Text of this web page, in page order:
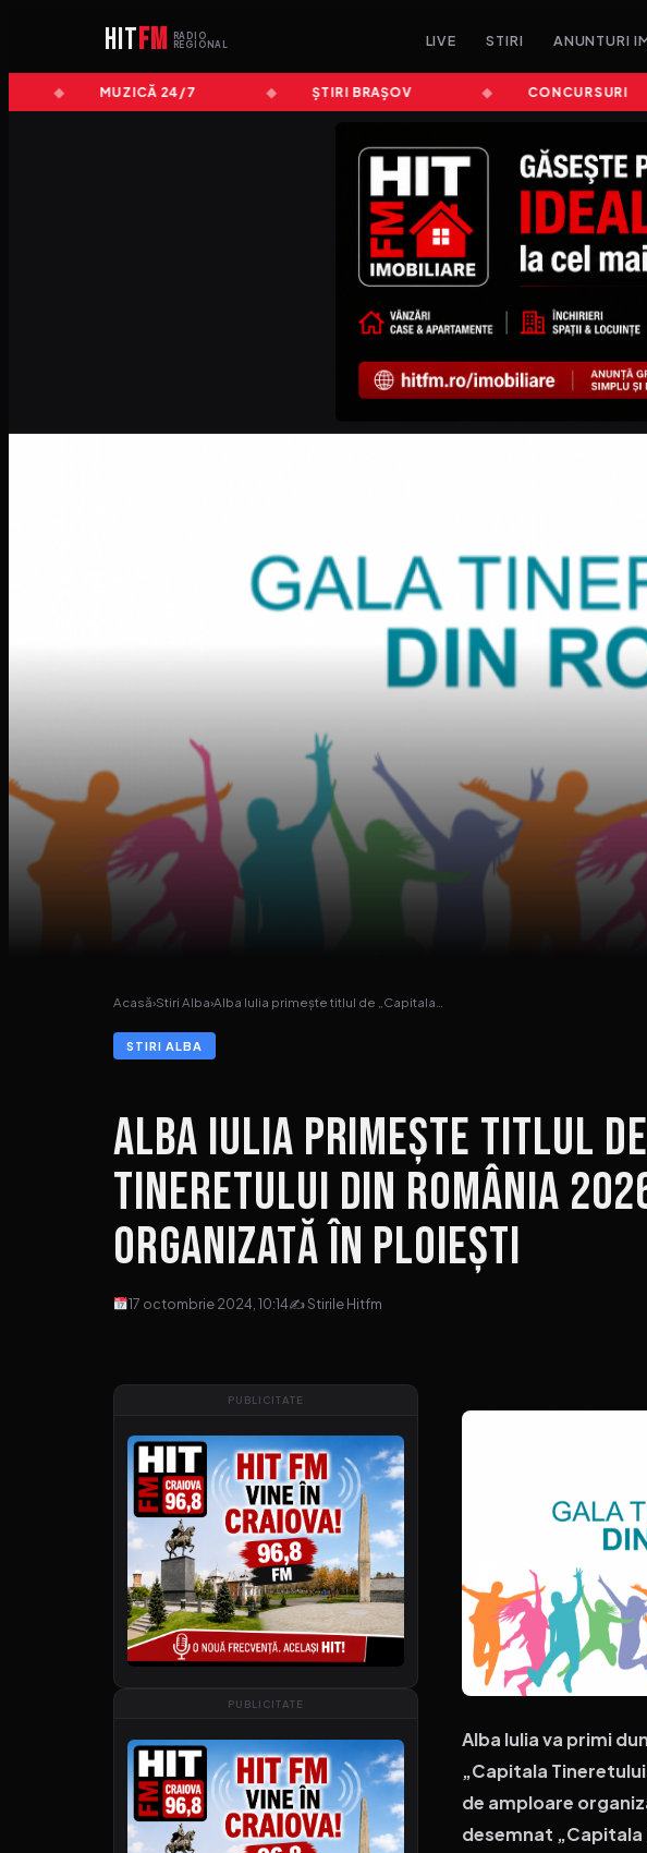
HITFM
RADIO
REGIONAL
LIVE STIRI ANUNTURI
MUZICĂ 24/7 ȘTIRI BRAȘOV CONCURSURI
Acasă›Stiri Alba›Alba Iulia primește titlul de „Capitala…
STIRI ALBA
Alba Iulia primește titlul
Tineretului din România
organizată în Ploiești
17 octombrie 2024, 10:14✍ Stirile Hitfm
PUBLICITATE
PUBLICITATE
Alba Iulia va primi
„Capitala
de amploare
desemnat „Capitala